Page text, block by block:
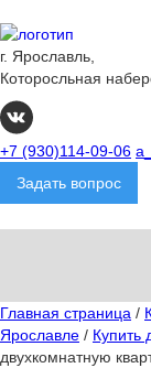
г. Ярославль,
Которосльная
+7 (930)114-09-06
Задать вопрос
Главная страница /
Ярославле / Купить
двухкомнатную